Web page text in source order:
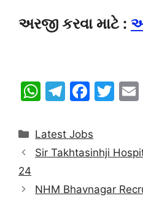
અરજી કરવા માટે :
W
at
s
p
T
e
gr
m
F
c
e
o
T
er l
Categories
Latest Jobs
Sir Takhtasinhji
24
NHM Bhavnagar